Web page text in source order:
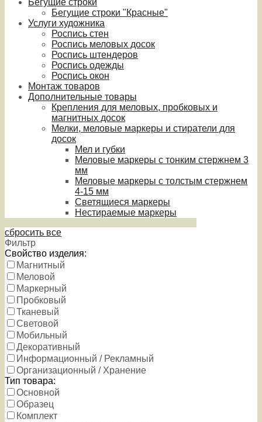
Бегущие строки
Бегущие строки "Красные"
Услуги художника
Роспись стен
Роспись меловых досок
Роспись штендеров
Роспись одежды
Роспись окон
Монтаж товаров
Дополнительные товары
Крепления для меловых, пробковых и
магнитных досок
Мелки, меловые маркеры и стиратели для
досок
Мел и губки
Меловые маркеры с тонким стержнем 3
мм
Меловые маркеры с толстым стержнем
4-15 мм
Светящиеся маркеры
Нестираемые маркеры
сбросить все
Фильтр
Свойство изделия:
Магнитный
Меловой
Маркерный
Пробковый
Тканевый
Световой
Мобильный
Декоративный
Информационный / Рекламный
Организационный / Хранение
Тип товара:
Основной
Образец
Комплект